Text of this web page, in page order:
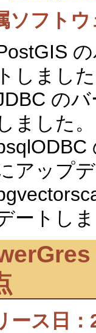
ソフトウ
トしまし
の
しました。
アップ
ートし
ース日